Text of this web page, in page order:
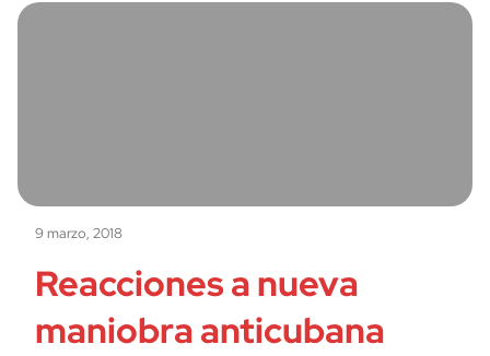
9 marzo, 2018
Reacciones a nueva
maniobra anticubana